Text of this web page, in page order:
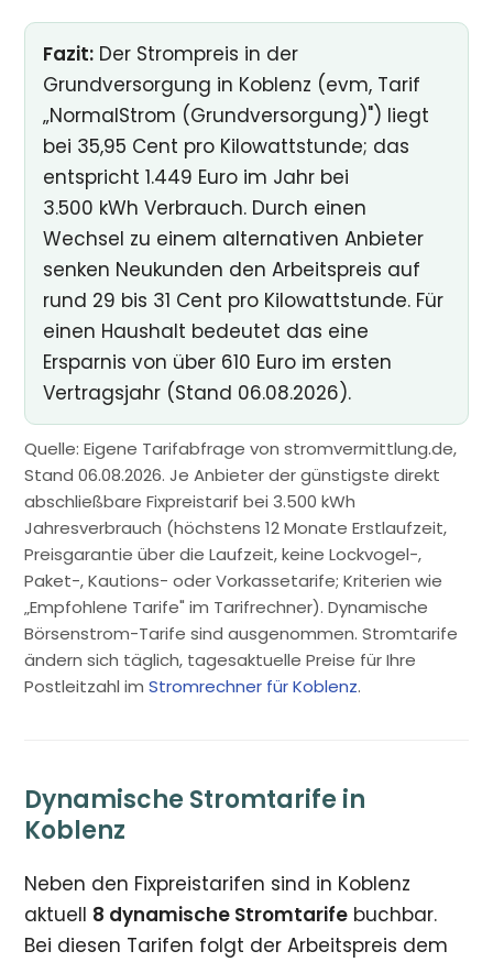
Fazit: Der Strompreis in der
Grundversorgung in Koblenz (evm, Tarif
„NormalStrom (Grundversorgung)") liegt
bei 35,95 Cent pro Kilowattstunde; das
entspricht 1.449 Euro im Jahr bei
3.500 kWh Verbrauch. Durch einen
Wechsel zu einem alternativen Anbieter
senken Neukunden den Arbeitspreis auf
rund 29 bis 31 Cent pro Kilowattstunde. Für
einen Haushalt bedeutet das eine
Ersparnis von über 610 Euro im ersten
Vertragsjahr (Stand 06.08.2026).
Quelle: Eigene Tarifabfrage von stromvermittlung.de,
Stand 06.08.2026. Je Anbieter der günstigste direkt
abschließbare Fixpreistarif bei 3.500 kWh
Jahresverbrauch (höchstens 12 Monate Erstlaufzeit,
Preisgarantie über die Laufzeit, keine Lockvogel-,
Paket-, Kautions- oder Vorkassetarife; Kriterien wie
„Empfohlene Tarife" im Tarifrechner). Dynamische
Börsenstrom-Tarife sind ausgenommen. Stromtarife
ändern sich täglich, tagesaktuelle Preise für Ihre
Postleitzahl imStromrechner für Koblenz.
Dynamische Stromtarife in
Koblenz
Neben den Fixpreistarifen sind in Koblenz
aktuell 8 dynamische Stromtarife buchbar.
Bei diesen Tarifen folgt der Arbeitspreis dem